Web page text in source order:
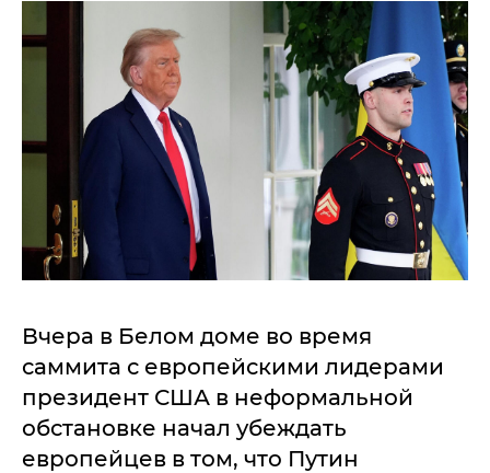
Вчера в Белом доме во время
саммита с европейскими лидерами
президент США в неформальной
обстановке начал убеждать
европейцев в том, что Путин